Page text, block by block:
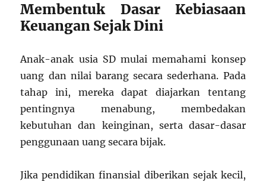
Membentuk Dasar Kebiasaan
Keuangan Sejak Dini
Anak-anak usia SD mulai memahami konsep
uang dan nilai barang secara sederhana. Pada
tahap ini, mereka dapat diajarkan tentang
pentingnya menabung, membedakan
kebutuhan dan keinginan, serta dasar-dasar
penggunaan uang secara bijak.
Jika pendidikan finansial diberikan sejak kecil,